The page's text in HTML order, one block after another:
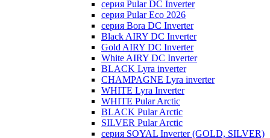
серия Pular DC Inverter
серия Pular Eco 2026
серия Bora DC Inverter
Black AIRY DC Inverter
Gold AIRY DC Inverter
White AIRY DC Inverter
BLACK Lyra inverter
CHAMPAGNE Lyra inverter
WHITE Lyra Inverter
WHITE Pular Arctic
BLACK Pular Arctic
SILVER Pular Arctic
серия SOYAL Inverter (GOLD, SILVER)